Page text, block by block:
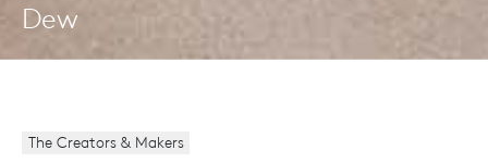
Dew
The Creators & Makers